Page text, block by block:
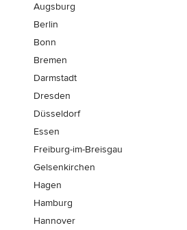
Augsburg
Berlin
Bonn
Bremen
Darmstadt
Dresden
Düsseldorf
Essen
Freiburg-im-Breisgau
Gelsenkirchen
Hagen
Hamburg
Hannover